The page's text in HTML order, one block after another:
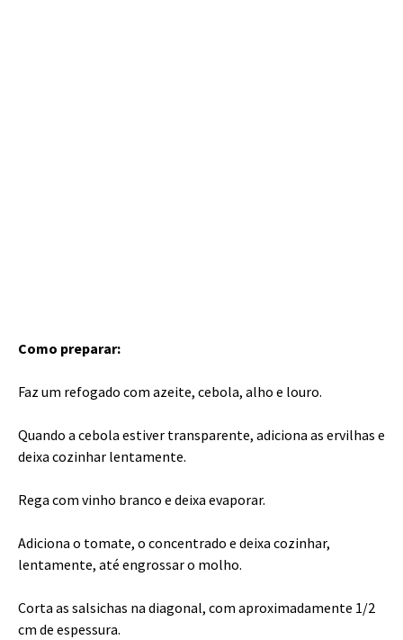
Como preparar:
Faz um refogado com azeite, cebola, alho e louro.
Quando a cebola estiver transparente, adiciona as ervilhas e
deixa cozinhar lentamente.
Rega com vinho branco e deixa evaporar.
Adiciona o tomate, o concentrado e deixa cozinhar,
lentamente, até engrossar o molho.
Corta as salsichas na diagonal, com aproximadamente 1/2
cm de espessura.